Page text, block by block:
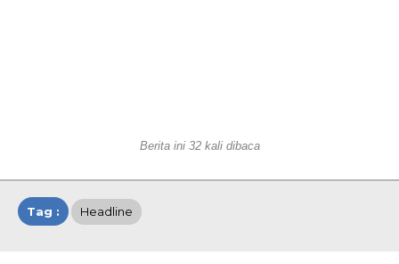
Berita ini 32 kali dibaca
Tag : Headline